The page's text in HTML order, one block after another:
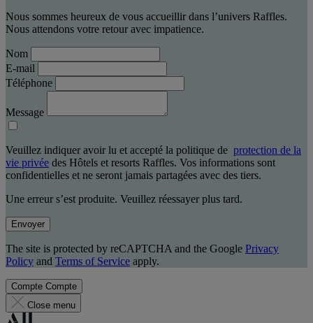
Nous sommes heureux de vous accueillir dans l’univers Raffles.
Nous attendons votre retour avec impatience.
Nom
E-mail
Téléphone
Message
Veuillez indiquer avoir lu et accepté la politique de protection de la
vie privée des Hôtels et resorts Raffles. Vos informations sont
confidentielles et ne seront jamais partagées avec des tiers.
Une erreur s’est produite. Veuillez réessayer plus tard.
Envoyer
The site is protected by reCAPTCHA and the Google Privacy
Policy and Terms of Service apply.
Compte Compte
Close menu